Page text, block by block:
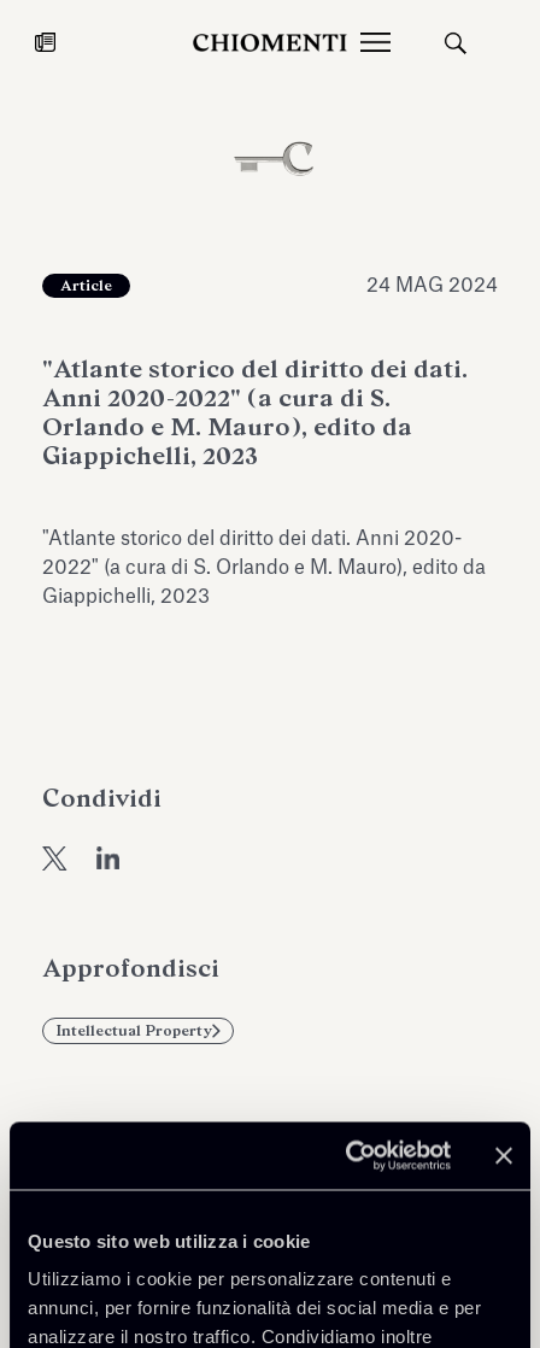
Questo sito web utilizza i cookie
Utilizziamo i cookie per personalizzare contenuti e
annunci, per fornire funzionalità dei social media e per
analizzare il nostro traffico. Condividiamo inoltre
27 LUG 2026
ampliando gli spazi espositivi
dell’Antiquarium di Villa Albani
Torlonia
Leggi tutto
Approfondisci
Intellectual Property
Article 24 MAG 2024
"Atlante storico del diritto dei dati.
Anni 2020-2022" (a cura di S.
Orlando e M. Mauro), edito da
Giappichelli, 2023
"Atlante storico del diritto dei dati. Anni 2020-
2022" (a cura di S. Orlando e M. Mauro), edito da
Giappichelli, 2023
Condividi
Professionisti correlati
Riccardo Alfonsi
SEDI
Roma